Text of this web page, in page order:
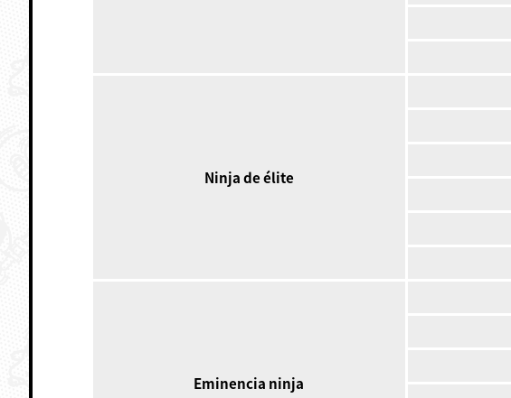
Ninja de élite
Eminencia ninja